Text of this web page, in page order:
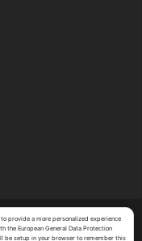
All Rights Reserved.
provide a more personalized experience
the European General Data Protection
be setup in your browser to remember this